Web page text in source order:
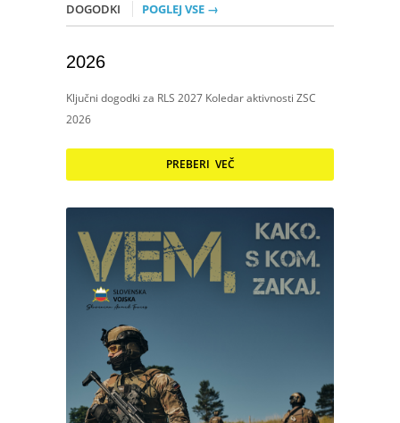
DOGODKI POGLEJ VSE →
2026
Ključni dogodki za RLS 2027 Koledar aktivnosti ZSC
2026
PREBERI VEČ